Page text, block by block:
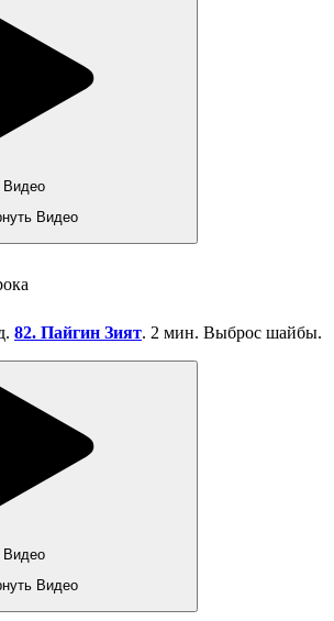
Видео
Видео
82. Пайгин Зият. 2 мин. Выброс шайбы.
Видео
Видео